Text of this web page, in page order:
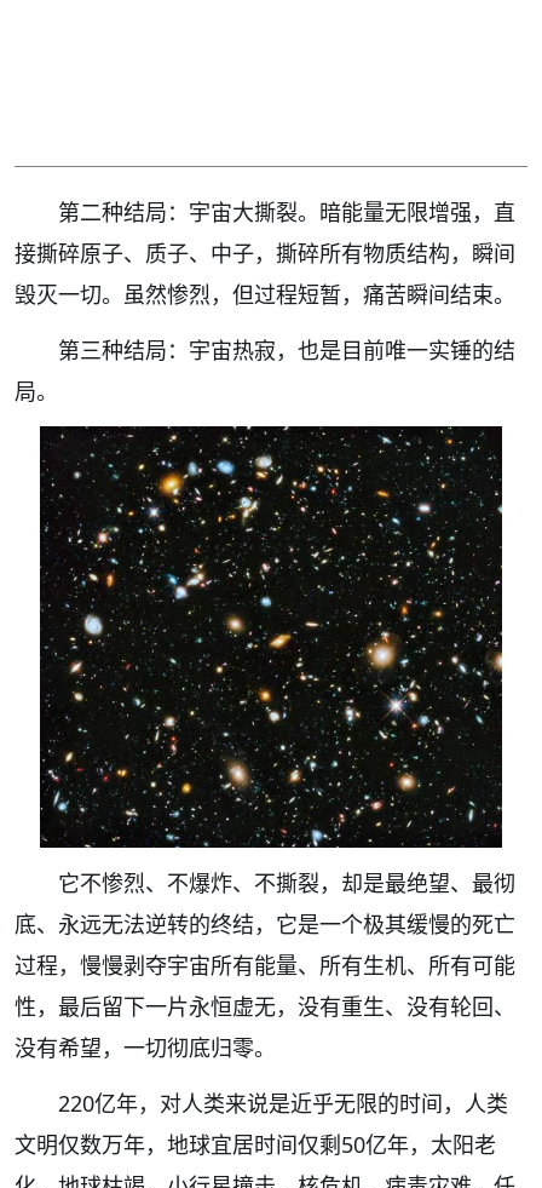
第二种结局：宇宙大撕裂。暗能量无限增强，直
接撕碎原子、质子、中子，撕碎所有物质结构，瞬间
毁灭一切。虽然惨烈，但过程短暂，痛苦瞬间结束。
第三种结局：宇宙热寂，也是目前唯一实锤的结
局。
它不惨烈、不爆炸、不撕裂，却是最绝望、最彻
底、永远无法逆转的终结，它是一个极其缓慢的死亡
过程，慢慢剥夺宇宙所有能量、所有生机、所有可能
性，最后留下一片永恒虚无，没有重生、没有轮回、
没有希望，一切彻底归零。
220亿年，对人类来说是近乎无限的时间，人类
文明仅数万年，地球宜居时间仅剩50亿年，太阳老